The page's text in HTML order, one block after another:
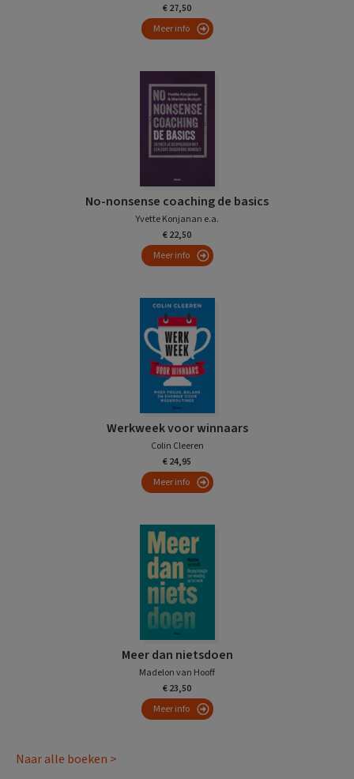
€ 27,50
Meer info
No-nonsense coaching de basics
Yvette Konjanan e.a.
€ 22,50
Meer info
Werkweek voor winnaars
Colin Cleeren
€ 24,95
Meer info
Meer dan nietsdoen
Madelon van Hooff
€ 23,50
Meer info
Naar alle boeken >